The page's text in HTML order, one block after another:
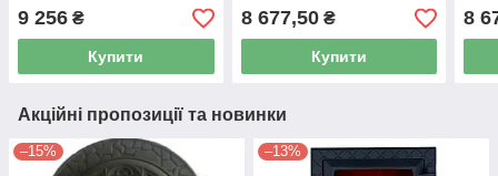
9 256 ₴
Купити
мм Пічні дверцята зі склом
8 677,50₴
Купити
8
Акційні пропозиції та новинки
–15% –13%